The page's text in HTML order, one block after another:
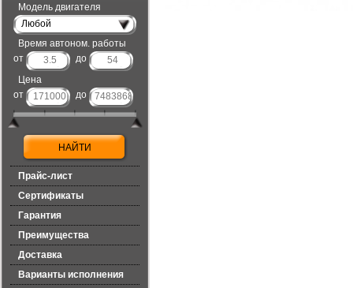
Модель двигателя
Любой
Время автоном. работы
от
до
Цена
от
до
Прайс-лист
Сертификаты
Гарантия
Преимущества
Доставка
Варианты исполнения